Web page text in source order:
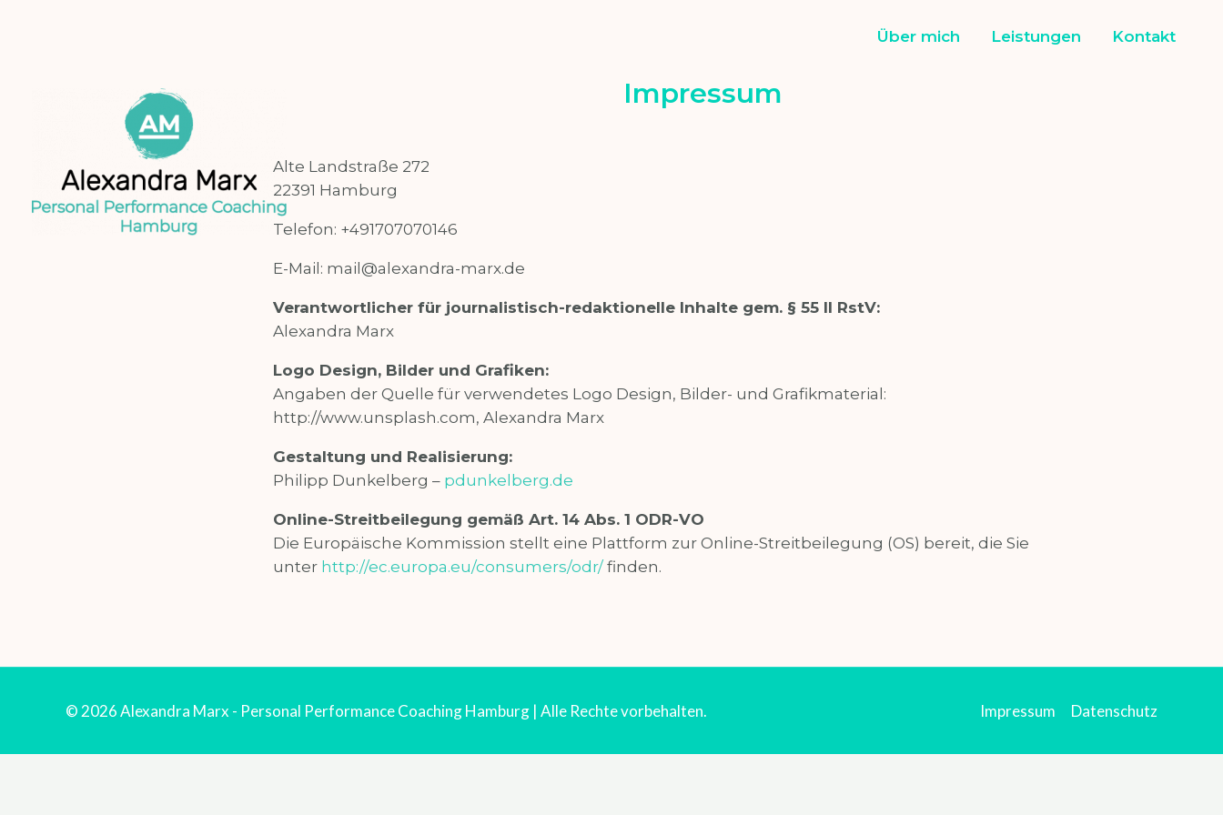
Über mich Leistungen Kontakt
Impressum
Alte Landstraße 272
22391 Hamburg
Telefon: +491707070146
E-Mail: mail@alexandra-marx.de
Verantwortlicher für journalistisch-redaktionelle Inhalte gem. § 55 II RstV:
Alexandra Marx
Logo Design, Bilder und Grafiken:
Angaben der Quelle für verwendetes Logo Design, Bilder- und Grafikmaterial:
http://www.unsplash.com, Alexandra Marx
Gestaltung und Realisierung:
Philipp Dunkelberg – pdunkelberg.de
Online-Streitbeilegung gemäß Art. 14 Abs. 1 ODR-VO
Die Europäische Kommission stellt eine Plattform zur Online-Streitbeilegung (OS) bereit, die Sie
unter http://ec.europa.eu/consumers/odr/ finden.
© 2026 Alexandra Marx - Personal Performance Coaching Hamburg | Alle Rechte vorbehalten. Impressum Datenschutz